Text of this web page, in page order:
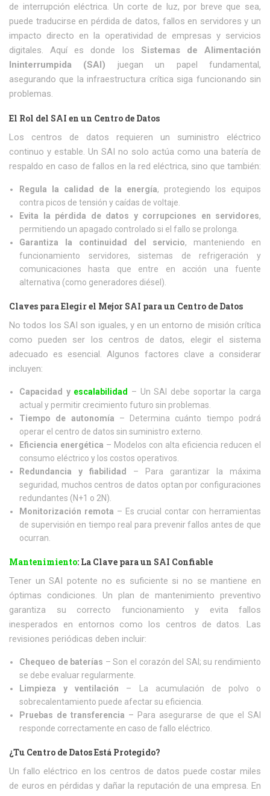
de interrupción eléctrica. Un corte de luz, por breve que sea,
puede traducirse en pérdida de datos, fallos en servidores y un
impacto directo en la operatividad de empresas y servicios
digitales. Aquí es donde los Sistemas de Alimentación
Ininterrumpida (SAI) juegan un papel fundamental,
asegurando que la infraestructura crítica siga funcionando sin
problemas.
El Rol del SAI en un Centro de Datos
Los centros de datos requieren un suministro eléctrico
continuo y estable. Un SAI no solo actúa como una batería de
respaldo en caso de fallos en la red eléctrica, sino que también:
Regula la calidad de la energía, protegiendo los equipos
contra picos de tensión y caídas de voltaje.
Evita la pérdida de datos y corrupciones en servidores,
permitiendo un apagado controlado si el fallo se prolonga.
Garantiza la continuidad del servicio, manteniendo en
funcionamiento servidores, sistemas de refrigeración y
comunicaciones hasta que entre en acción una fuente
alternativa (como generadores diésel).
Claves para Elegir el Mejor SAI para un Centro de Datos
No todos los SAI son iguales, y en un entorno de misión crítica
como pueden ser los centros de datos, elegir el sistema
adecuado es esencial. Algunos factores clave a considerar
incluyen:
Capacidad y escalabilidad
– Un SAI debe soportar la carga
actual y permitir crecimiento futuro sin problemas.
Tiempo de autonomía – Determina cuánto tiempo podrá
operar el centro de datos sin suministro externo.
Eficiencia energética – Modelos con alta eficiencia reducen el
consumo eléctrico y los costos operativos.
Redundancia y fiabilidad
– Para garantizar la máxima
seguridad, muchos centros de datos optan por configuraciones
redundantes (N+1 o 2N).
Monitorización remota – Es crucial contar con herramientas
de supervisión en tiempo real para prevenir fallos antes de que
ocurran.
Mantenimiento: La Clave para un SAI Confiable
Tener un SAI potente no es suficiente si no se mantiene en
óptimas condiciones. Un plan de mantenimiento preventivo
garantiza su correcto funcionamiento y evita fallos
inesperados en entornos como los centros de datos. Las
revisiones periódicas deben incluir:
Chequeo de baterías – Son el corazón del SAI; su rendimiento
se debe evaluar regularmente.
Limpieza y ventilación – La acumulación de polvo o
sobrecalentamiento puede afectar su eficiencia.
Pruebas de transferencia – Para asegurarse de que el SAI
responde correctamente en caso de fallo eléctrico.
¿Tu Centro de Datos Está Protegido?
Un fallo eléctrico en los centros de datos puede costar miles
de euros en pérdidas y dañar la reputación de una empresa. En